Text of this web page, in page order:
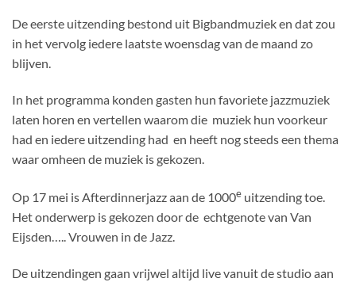
De eerste uitzending bestond uit Bigbandmuziek en dat zou
in het vervolg iedere laatste woensdag van de maand zo
blijven.
In het programma konden gasten hun favoriete jazzmuziek
laten horen en vertellen waarom die muziek hun voorkeur
had en iedere uitzending had en heeft nog steeds een thema
waar omheen de muziek is gekozen.
Op 17 mei is Afterdinnerjazz aan de 1000e uitzending toe.
Het onderwerp is gekozen door de echtgenote van Van
Eijsden….. Vrouwen in de Jazz.
De uitzendingen gaan vrijwel altijd live vanuit de studio aan